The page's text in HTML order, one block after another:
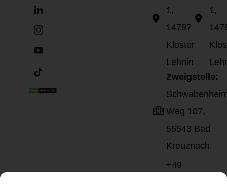
1,
14797
Kloster
Lehnin
Zweigstelle:
Weg 107,
55543 Bad
Kreuznach
+49
1,